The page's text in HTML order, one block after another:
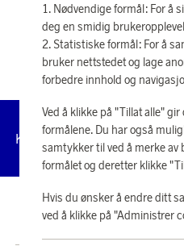
Nødvendige formål: For å
deg en smidig
Statistiske formål: For å
bruker nettstedet og lage
forbedre innhold og
Ved å klikke på "Tillat alle"
formålene. Du har også
samtykker til ved å merke av
formålet og deretter klikke
Hvis du ønsker å endre ditt
ved å klikke på "Administrer
Kundeservice Vilkår
© 2026 Scandinavian Airlines
902001-7720,